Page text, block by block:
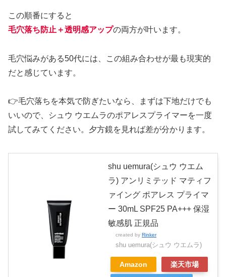
この順番にすると
毛穴落ち防止＋透明感アップの両方が叶います。
毛穴悩みがある50代には、この組み合わせが最も現実的
だと感じています。
👉毛穴落ちを本気で防ぎたいなら、まずは下地だけでも
いいので、シュウ ウエムラのポアレスプライマーを一度
試してみてください。夕方鏡を見れば差が分かります。
shu uemura(シュウ ウエム
ラ) アンリミテッド マティフ
ァイング ポアレス プライマ
ー 30mL SPF25 PA+++ 保湿
敏感肌 正規品
created by Rinker
shu uemura(シュウ ウエムラ)
Amazon 楽天市場